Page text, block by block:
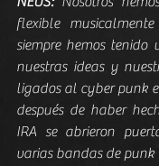
flexible
siempre hemos tenido
nuestras ideas y
ligados al cyber punk
después de haber
IRA se abrieron
varias bandas de punk